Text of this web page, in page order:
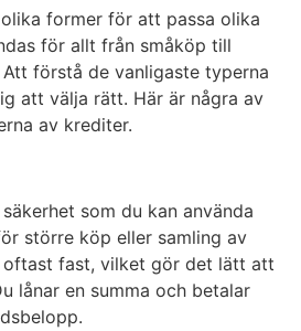
former för att passa olika
för allt från småköp till
förstå de vanligaste typerna
att välja rätt. Här är några av
av krediter.
som du kan använda
större köp eller samling av
oftast fast, vilket gör det lätt att
lånar en summa och betalar